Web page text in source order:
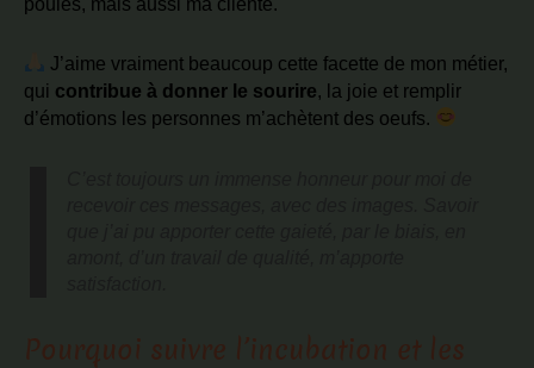
J’aime vraiment beaucoup cette facette de mon métier,
qui contribue à donner le sourire, la joie et remplir
d’émotions les personnes m’achètent des oeufs.